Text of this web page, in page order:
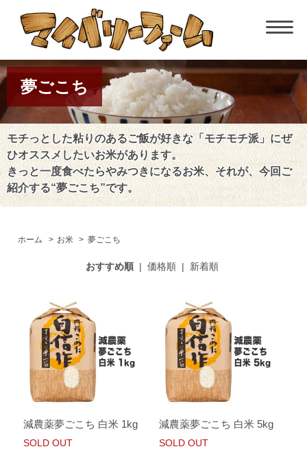
夢ごこち
モチっとした粘りのあるご飯が好きな「モチモチ派」にぜ
ひオススメしたいお米があります。
きっと一度食べたらやみつきになるお米、それが、今回ご
紹介する“夢ごこち”です。
ホーム > お米 > 夢ごこち
おすすめ順| 価格順| 新着順
減農薬夢ごこち 白米 1kg
SOLD OUT
減農薬夢ごこち 白米 5kg
SOLD OUT